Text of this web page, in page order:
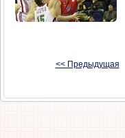
<< Предыдущая